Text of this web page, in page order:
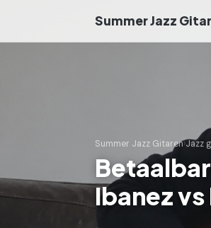
Summer Jazz
Summer Jazz Gitaren›Jazz
Ibanez